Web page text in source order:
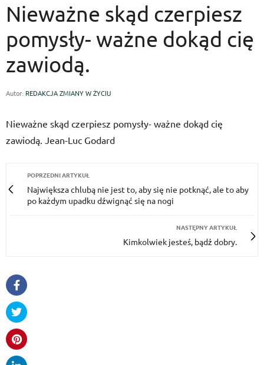
Nieważne skąd czerpiesz
pomysły- ważne dokąd cię
zawiodą.
Autor: REDAKCJA ZMIANY W ŻYCIU
Nieważne skąd czerpiesz pomysły- ważne dokąd cię
zawiodą. Jean-Luc Godard
POPRZEDNI ARTYKUŁ
Największa chlubą nie jest to, aby się nie potknąć, ale to aby
po każdym upadku dźwignąć się na nogi
NASTĘPNY ARTYKUŁ
Kimkolwiek jesteś, bądź dobry.